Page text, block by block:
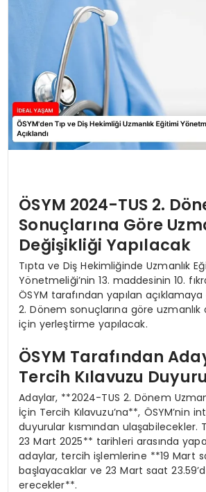
ÖSYM 2024-TUS 2.
Sonuçlarına Göre
Değişikliği Yapılacak
Tıpta ve Diş Hekimliğinde Uzmanlık
Yönetmeliği’nin 13. maddesinin 10.
ÖSYM tarafından yapılan
2. Dönem sonuçlarına göre uzmanlık
için yerleştirme yapılacak.
ÖSYM Tarafından
Tercih Kılavuzu
Adaylar, **2024-TUS 2. Dönem
İçin Tercih Kılavuzu’na**, ÖSYM’nin
duyurular kısmından ulaşabilecekler.
23 Mart 2025** tarihleri arasında
adaylar, tercih işlemlerine **19 Mart
başlayacaklar ve 23 Mart saat
erecekler**.